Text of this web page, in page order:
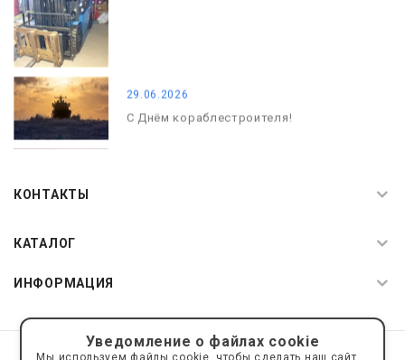
29.06.2026
С Днём кораблестроителя!
КОНТАКТЫ
КАТАЛОГ
ИНФОРМАЦИЯ
© 2019—2026 Интернет пространство АкваРос sale@a-ros.ru
Уведомление о файлах cookie
Мы используем файлы cookie, чтобы сделать наш сайт